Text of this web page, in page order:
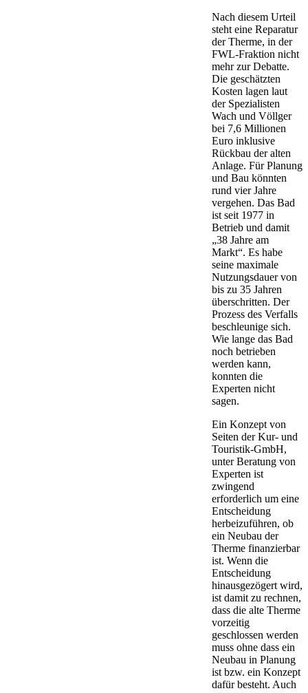
Nach diesem Urteil
steht eine Reparatur
der Therme, in der
FWL-Fraktion nicht
mehr zur Debatte.
Die geschätzten
Kosten lagen laut
der Spezialisten
Wach und Völlger
bei 7,6 Millionen
Euro inklusive
Rückbau der alten
Anlage. Für Planung
und Bau könnten
rund vier Jahre
vergehen. Das Bad
ist seit 1977 in
Betrieb und damit
„38 Jahre am
Markt“. Es habe
seine maximale
Nutzungsdauer von
bis zu 35 Jahren
überschritten. Der
Prozess des Verfalls
beschleunige sich.
Wie lange das Bad
noch betrieben
werden kann,
konnten die
Experten nicht
sagen.
Ein Konzept von
Seiten der Kur- und
Touristik-GmbH,
unter Beratung von
Experten ist
zwingend
erforderlich um eine
Entscheidung
herbeizuführen, ob
ein Neubau der
Therme finanzierbar
ist. Wenn die
Entscheidung
hinausgezögert wird,
ist damit zu rechnen,
dass die alte Therme
vorzeitig
geschlossen werden
muss ohne dass ein
Neubau in Planung
ist bzw. ein Konzept
dafür besteht. Auch